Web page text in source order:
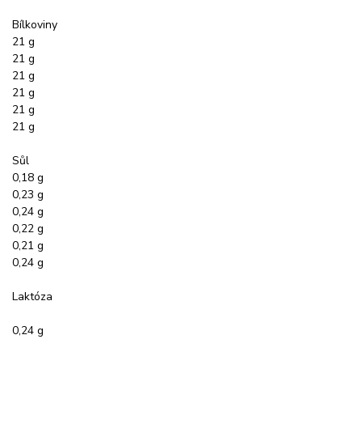
Bílkoviny
21 g
21 g
21 g
21 g
21 g
21 g
Sůl
0,18 g
0,23 g
0,24 g
0,22 g
0,21 g
0,24 g
Laktóza
0,24 g